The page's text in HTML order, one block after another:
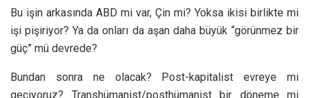
Bu işin arkasında ABD mi var, Çin mi? Yoksa ikisi birlikte mi
işi pişiriyor? Ya da onları da aşan daha büyük “görünmez bir
güç” mü devrede?
Bundan sonra ne olacak? Post-kapitalist evreye mi
geçiyoruz? Transhümanist/posthümanist bir döneme mi